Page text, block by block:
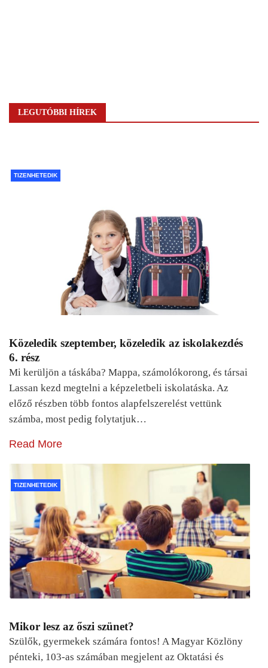
LEGUTÓBBI HÍREK
TIZENHETEDIK
Közeledik szeptember, közeledik az iskolakezdés
6. rész
Mi kerüljön a táskába? Mappa, számolókorong, és társai
Lassan kezd megtelni a képzeletbeli iskolatáska. Az
előző részben több fontos alapfelszerelést vettünk
számba, most pedig folytatjuk…
Read More
TIZENHETEDIK
Mikor lesz az őszi szünet?
Szülők, gyermekek számára fontos! A Magyar Közlöny
pénteki, 103-as számában megjelent az Oktatási és